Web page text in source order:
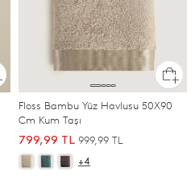
Floss Bambu Yüz Havlusu 50X90
Cm Kum Taşı
799,99 TL 999,99 TL
+4